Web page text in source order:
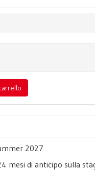
2027
mesi di anticipo sulla